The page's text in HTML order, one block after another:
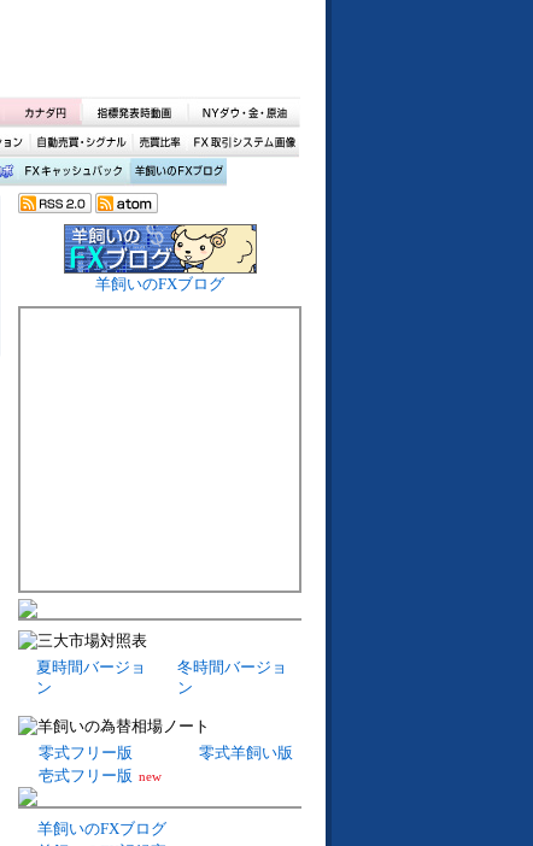
羊飼いのFXブログ
夏時間バージョ
ン
冬時間バージョ
ン
零式フリー版
零式羊飼い版
壱式フリー版 new
羊飼いのFXブログ